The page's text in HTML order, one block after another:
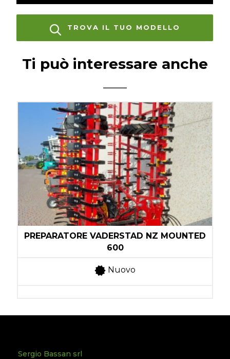
TROVA IL TUO MODELLO
Ti può interessare anche
PREPARATORE VADERSTAD NZ MOUNTED
600
Nuovo
Sergio Bassan srl